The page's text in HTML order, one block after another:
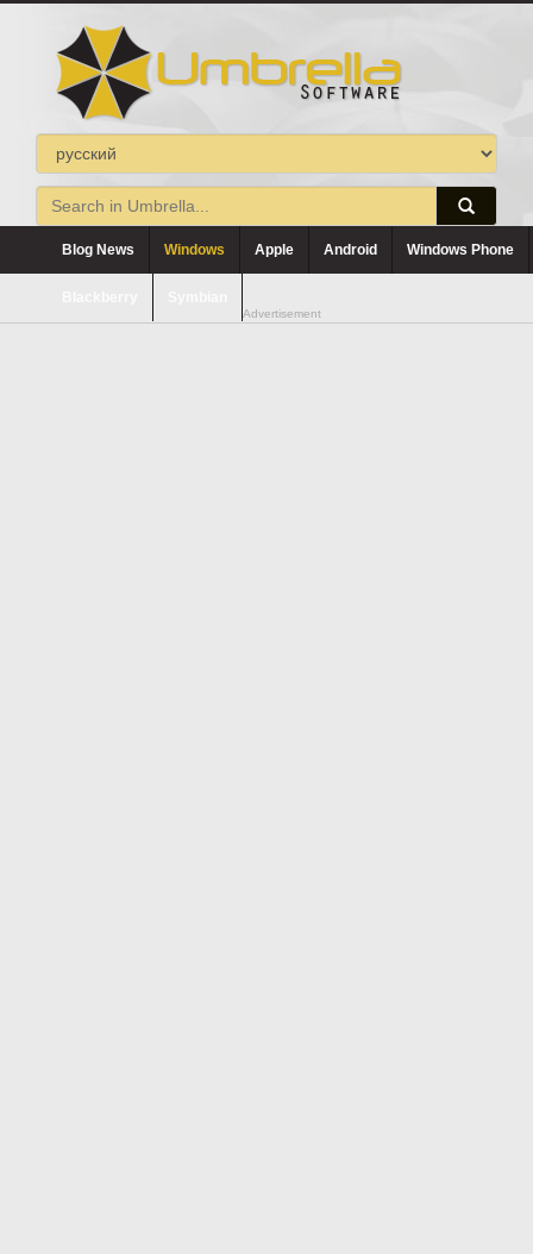
Blog News Windows Apple Android Windows Phone
Advertisement